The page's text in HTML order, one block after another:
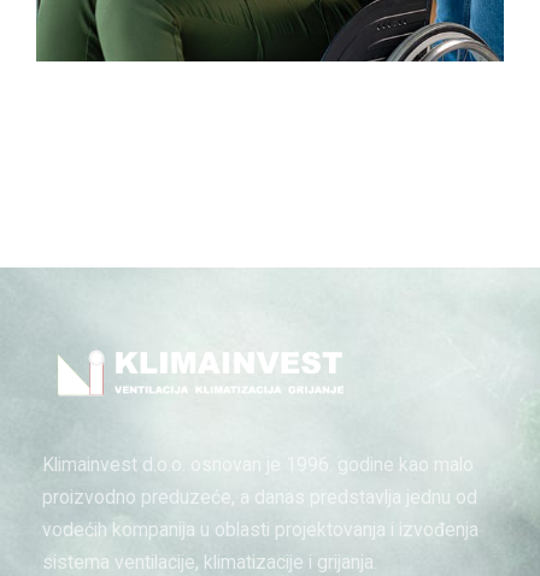
Klimainvest d.o.o. osnovan je 1996. godine kao malo
proizvodno preduzeće, a danas predstavlja jednu od
vodećih kompanija u oblasti projektovanja i izvođenja
sistema ventilacije, klimatizacije i grijanja.